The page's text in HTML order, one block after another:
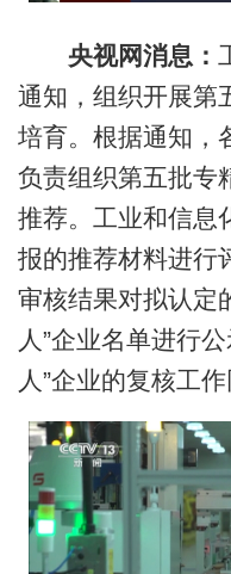
央视网消息：
通知，组织开展第
培育。根据通知，
负责组织第五批专
推荐。工业和信息
报的推荐材料进行
审核结果对拟认定
人”企业名单进行
人”企业的复核工作